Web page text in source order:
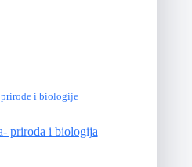
i biologije
priroda i biologija